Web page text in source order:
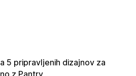
5 pripravljenih dizajnov za
z Pantry